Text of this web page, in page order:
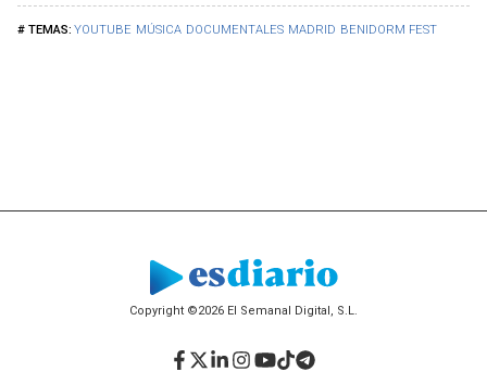
YOUTUBE MÚSICA DOCUMENTALES MADRID BENIDORM FEST
Copyright ©2026 El Semanal Digital, S.L.
Facebook
Twitter
LinkedIn
Instagram
YouTube
TikTok
Telegram